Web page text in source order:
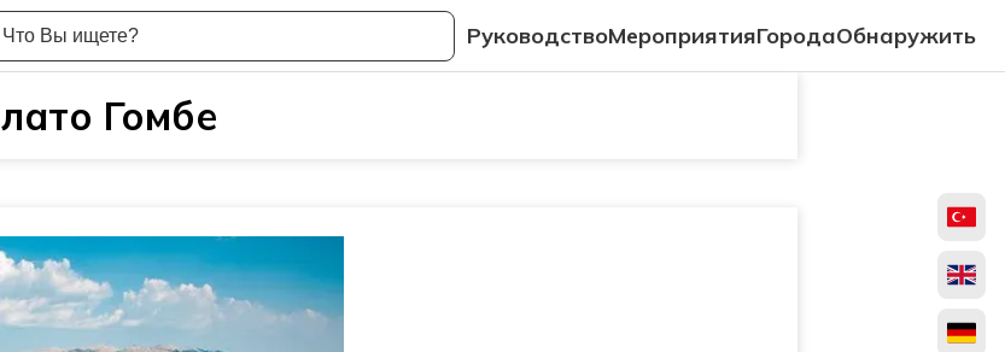
РуководствоМероприятияГородаОбнаружить
Гомбе